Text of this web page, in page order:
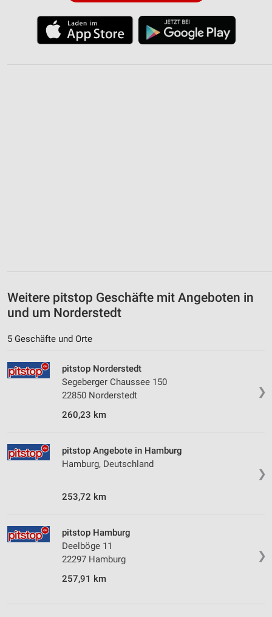
Weitere pitstop Geschäfte mit Angeboten in
und um Norderstedt
5 Geschäfte und Orte
❯
pitstop Norderstedt
Segeberger Chaussee 150
22850 Norderstedt
260,23 km
❯
pitstop Angebote in Hamburg
Hamburg, Deutschland
253,72 km
❯
pitstop Hamburg
Deelböge 11
22297 Hamburg
257,91 km